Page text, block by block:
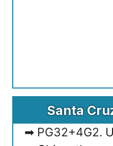
Santa
PG32+4G2.